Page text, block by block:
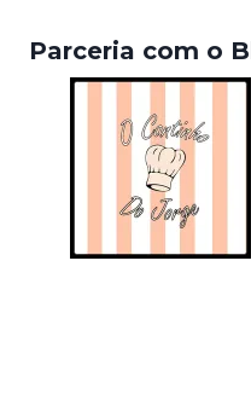
Parceria com o